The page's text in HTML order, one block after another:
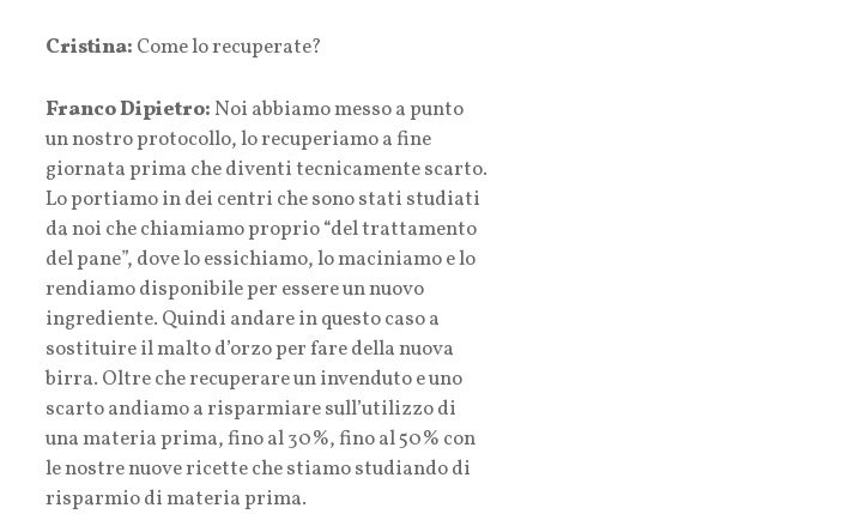
Cristina: Come lo recuperate?
Franco Dipietro: Noi abbiamo messo a punto
un nostro protocollo, lo recuperiamo a fine
giornata prima che diventi tecnicamente scarto.
Lo portiamo in dei centri che sono stati studiati
da noi che chiamiamo proprio “del trattamento
del pane”, dove lo essichiamo, lo maciniamo e lo
rendiamo disponibile per essere un nuovo
ingrediente. Quindi andare in questo caso a
sostituire il malto d’orzo per fare della nuova
birra. Oltre che recuperare un invenduto e uno
scarto andiamo a risparmiare sull’utilizzo di
una materia prima, fino al 30%, fino al 50% con
le nostre nuove ricette che stiamo studiando di
risparmio di materia prima.